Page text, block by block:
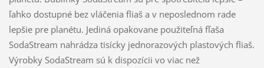
ľahko dostupné bez vláčenia fliaš a v neposlednom rade
lepšie pre planétu. Jediná opakovane použiteľná fľaša
SodaStream nahrádza tisícky jednorazových plastových fliaš.
Výrobky SodaStream sú k dispozícii vo viac než